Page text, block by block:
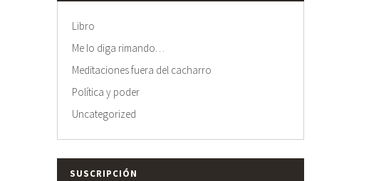
Libro
Me lo diga rimando…
Meditaciones fuera del cacharro
Política y poder
Uncategorized
SUSCRIPCIÓN